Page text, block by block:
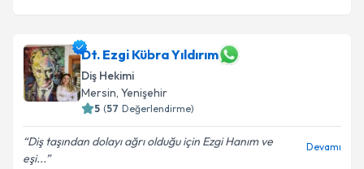
Dt. Ezgi Kübra Yıldırım
Diş Hekimi
Mersin, Yenişehir
5 (57 Değerlendirme)
Diş taşından dolayı ağrı olduğu için Ezgi Hanım ve
eşi...
Devamı